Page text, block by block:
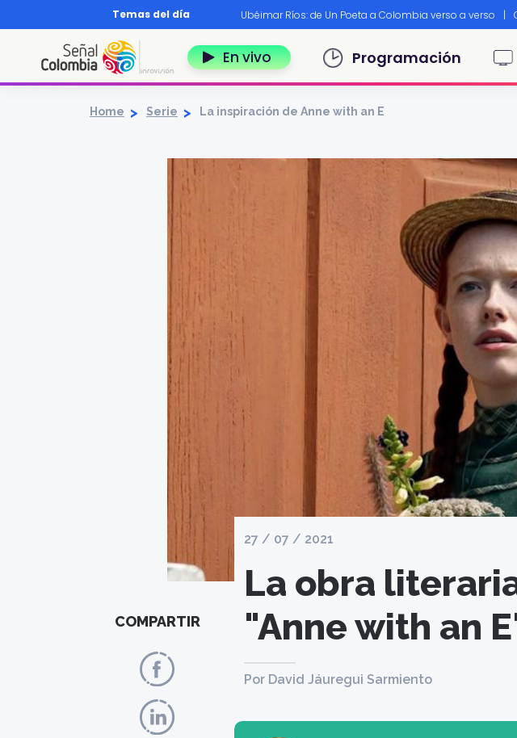
Pasar al contenido principal
Temas del día
Diccionario nariñense | Murió Leo Dan Ubéimar Ríos: de Un Poeta a Colombia verso a verso |
En vivo Navegación principalProgramación
Home Serie La inspiración de Anne with an E
COMPARTIR
27 / 07 / 2021
La obra
"Anne with an
Por David Jáuregui Sarmiento